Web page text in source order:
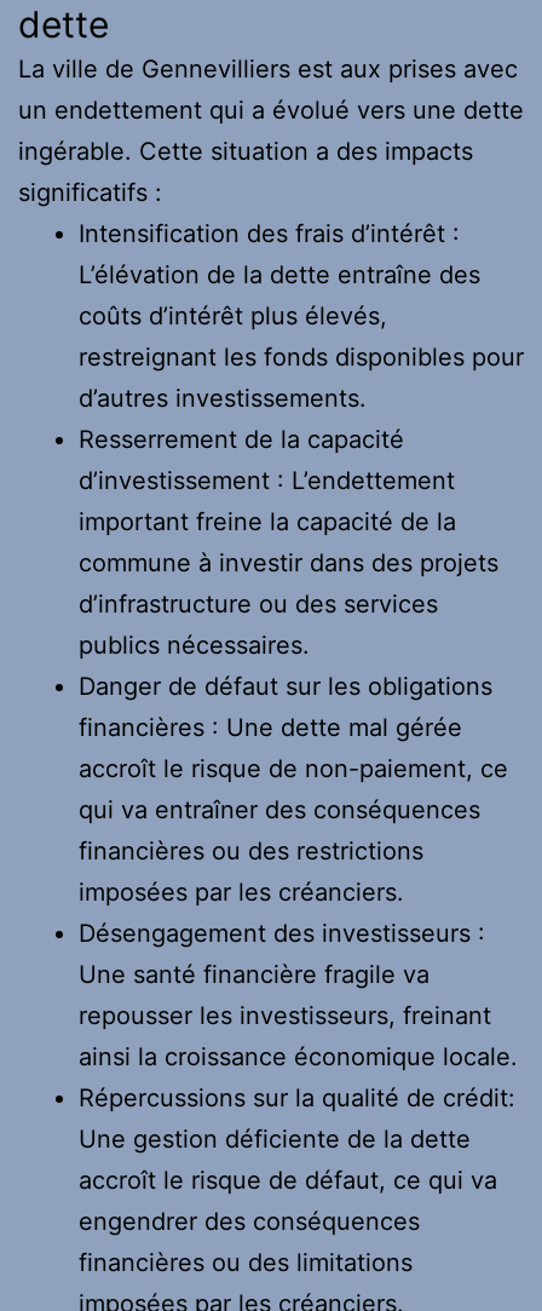
dette
La ville de Gennevilliers est aux prises avec
un endettement qui a évolué vers une dette
ingérable. Cette situation a des impacts
significatifs :
Intensification des frais d’intérêt :
L’élévation de la dette entraîne des
coûts d’intérêt plus élevés,
restreignant les fonds disponibles pour
d’autres investissements.
Resserrement de la capacité
d’investissement : L’endettement
important freine la capacité de la
commune à investir dans des projets
d’infrastructure ou des services
publics nécessaires.
Danger de défaut sur les obligations
financières : Une dette mal gérée
accroît le risque de non-paiement, ce
qui va entraîner des conséquences
financières ou des restrictions
imposées par les créanciers.
Désengagement des investisseurs :
Une santé financière fragile va
repousser les investisseurs, freinant
ainsi la croissance économique locale.
Répercussions sur la qualité de crédit:
Une gestion déficiente de la dette
accroît le risque de défaut, ce qui va
engendrer des conséquences
financières ou des limitations
imposées par les créanciers.